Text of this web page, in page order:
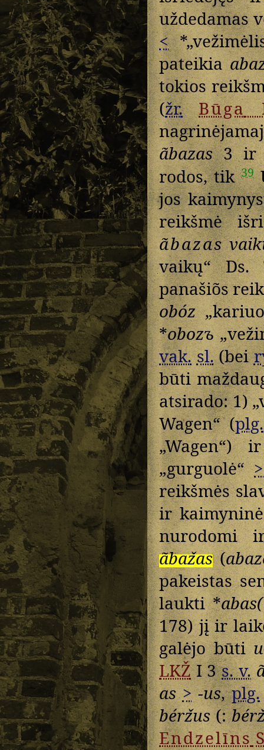
uždedamas
<
pateikia
tokios
(žr. Būga
ãbazas3
rodos, tik39
jos
reikšmė
ãbazas
vaikų“
panašiõs
obóz
*obozъ
vak. sl.(bei
būti
atsirado: 1)
Wagen“ (plg.
„Wagen“)
„gurguolė“>
reikšmės
ir
nurodomi
ãbažas(
pakeistas
laukti *
178) jį ir
galėjo būtiu
LKŽI 3s. v.
as > -us,plg.
béržus(:
Endzelīns